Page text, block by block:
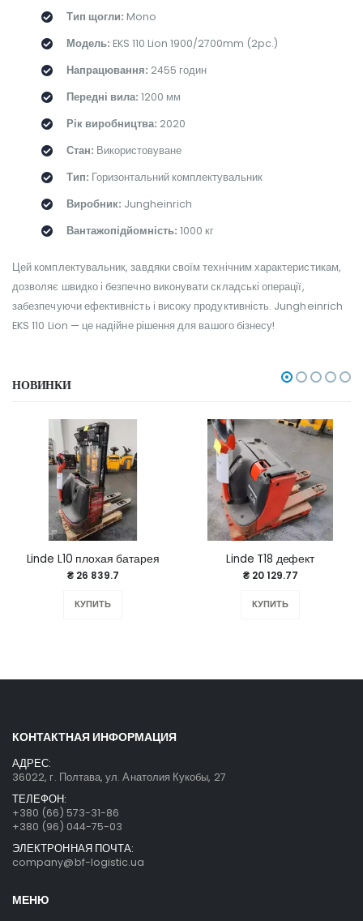
Тип щогли: Mono
Модель: EKS 110 Lion 1900/2700mm (2pc.)
Напрацювання: 2455 годин
Передні вила: 1200 мм
Рік виробництва: 2020
Стан: Використовуване
Тип: Горизонтальний комплектувальник
Виробник: Jungheinrich
Вантажопідйомність: 1000 кг
Цей комплектувальник, завдяки своїм технічним характеристикам,
дозволяє швидко і безпечно виконувати складські операції,
забезпечуючи ефективність і високу продуктивність. Jungheinrich
EKS 110 Lion — це надійне рішення для вашого бізнесу!
НОВИНКИ
Linde L10 плохая батарея
₴ 26 839.7
КУПИТЬ
Linde T18 дефект
₴ 20 129.77
КУПИТЬ
КОНТАКТНАЯ ИНФОРМАЦИЯ
АДРЕС:
36022, г. Полтава, ул. Анатолия Кукобы, 27
ТЕЛЕФОН:
+380 (66) 573-31-86
+380 (96) 044-75-03
ЭЛЕКТРОННАЯ ПОЧТА:
company@bf-logistic.ua
МЕНЮ